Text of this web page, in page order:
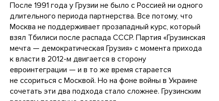
После 1991 года у Грузии не было с Россией ни одного
длительного периода партнерства. Все потому, что
Москва не поддерживает прозападный курс, который
взял Тбилиси после распада СССР. Партия «Грузинская
мечта — демократическая Грузия» с момента прихода
к власти в 2012-м двигается в сторону
евроинтеграции — и в то же время старается
не ссориться с Москвой. Но на фоне войны в Украине
сочетать эти два подхода стало сложнее. Грузинским